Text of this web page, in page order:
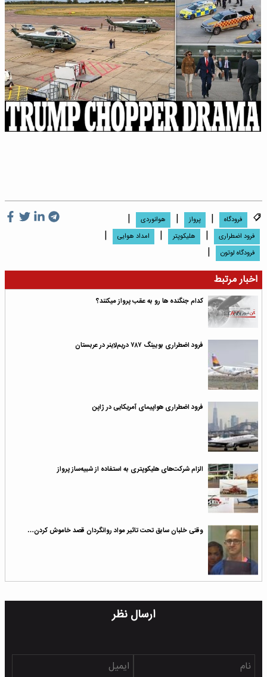
فرودگاه | پرواز | هوانوردی |
فرود اضطراری | هلیکوپتر | امداد هوایی |
فرودگاه لوتون
|
اخبار مرتبط
کدام جنگنده ها رو به عقب پرواز میکنند؟
فرود اضطراری بویینگ ۷۸۷ دریم‌لاینر در عربستان
فرود اضطراری هواپیمای آمریکایی در ژاپن
الزام شرکت‌های هلیکوپتری به استفاده از شبیه‌ساز پرواز
وقتی خلبان سابق تحت تاثیر مواد روانگردان قصد خاموش کردن…
ارسال نظر